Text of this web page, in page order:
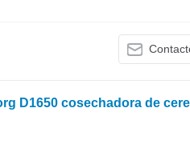
D1650 cosechadora de